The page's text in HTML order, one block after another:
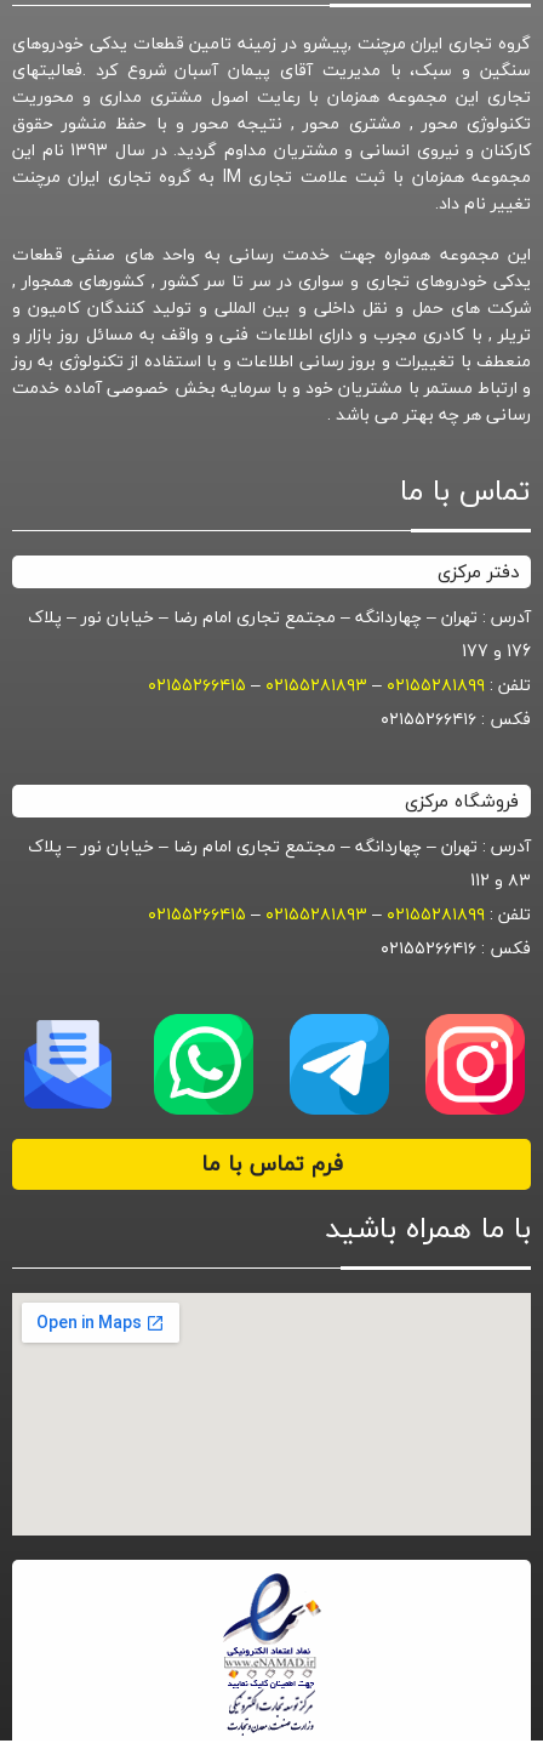
گروه تجاری ایران مرچنت ,پیشرو در زمینه تامین قطعات یدکی خودروهای
سنگین و سبک، با مدیریت آقای پیمان آسبان شروع کرد .فعالیتهای
تجاری این مجموعه همزمان با رعایت اصول مشتری مداری و محوریت
تکنولوژی محور , مشتری محور , نتیجه محور و با حفظ منشور حقوق
کارکنان و نیروی انسانی و مشتریان مداوم گردید. در سال 1393 نام این
مجموعه همزمان با ثبت علامت تجاری IM به گروه تجاری ایران مرچنت
تغییر نام داد.
این مجموعه همواره جهت خدمت رسانی به واحد های صنفی قطعات
یدکی خودروهای تجاری و سواری در سر تا سر کشور , کشورهای همجوار ,
شرکت های حمل و نقل داخلی و بین المللی و تولید کنندگان کامیون و
تریلر , با کادری مجرب و دارای اطلاعات فنی و واقف به مسائل روز بازار و
منعطف با تغییرات و بروز رسانی اطلاعات و با استفاده از تکنولوژی به روز
و ارتباط مستمر با مشتریان خود و با سرمایه بخش خصوصی آماده خدمت
رسانی هر چه بهتر می باشد .
تماس با ما
دفتر مرکزی
آدرس : تهران – چهاردانگه – مجتمع تجاری امام رضا – خیابان نور – پلاک
176 و 177
تلفن : ۰۲۱۵۵۲۸۱۸۹۹ – ۰۲۱۵۵۲۸۱۸۹۳ – ۰۲۱۵۵۲۶۶۴۱۵
فکس : ۰۲۱۵۵۲۶۶۴۱۶
فروشگاه مرکزی
آدرس : تهران – چهاردانگه – مجتمع تجاری امام رضا – خیابان نور – پلاک
۸۳ و 112
تلفن : ۰۲۱۵۵۲۸۱۸۹۹ – ۰۲۱۵۵۲۸۱۸۹۳ – ۰۲۱۵۵۲۶۶۴۱۵
فکس : ۰۲۱۵۵۲۶۶۴۱۶
فرم تماس با ما
با ما همراه باشید